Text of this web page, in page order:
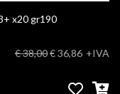
x20 gr190
€ 38,00€ 36,86 +IVA